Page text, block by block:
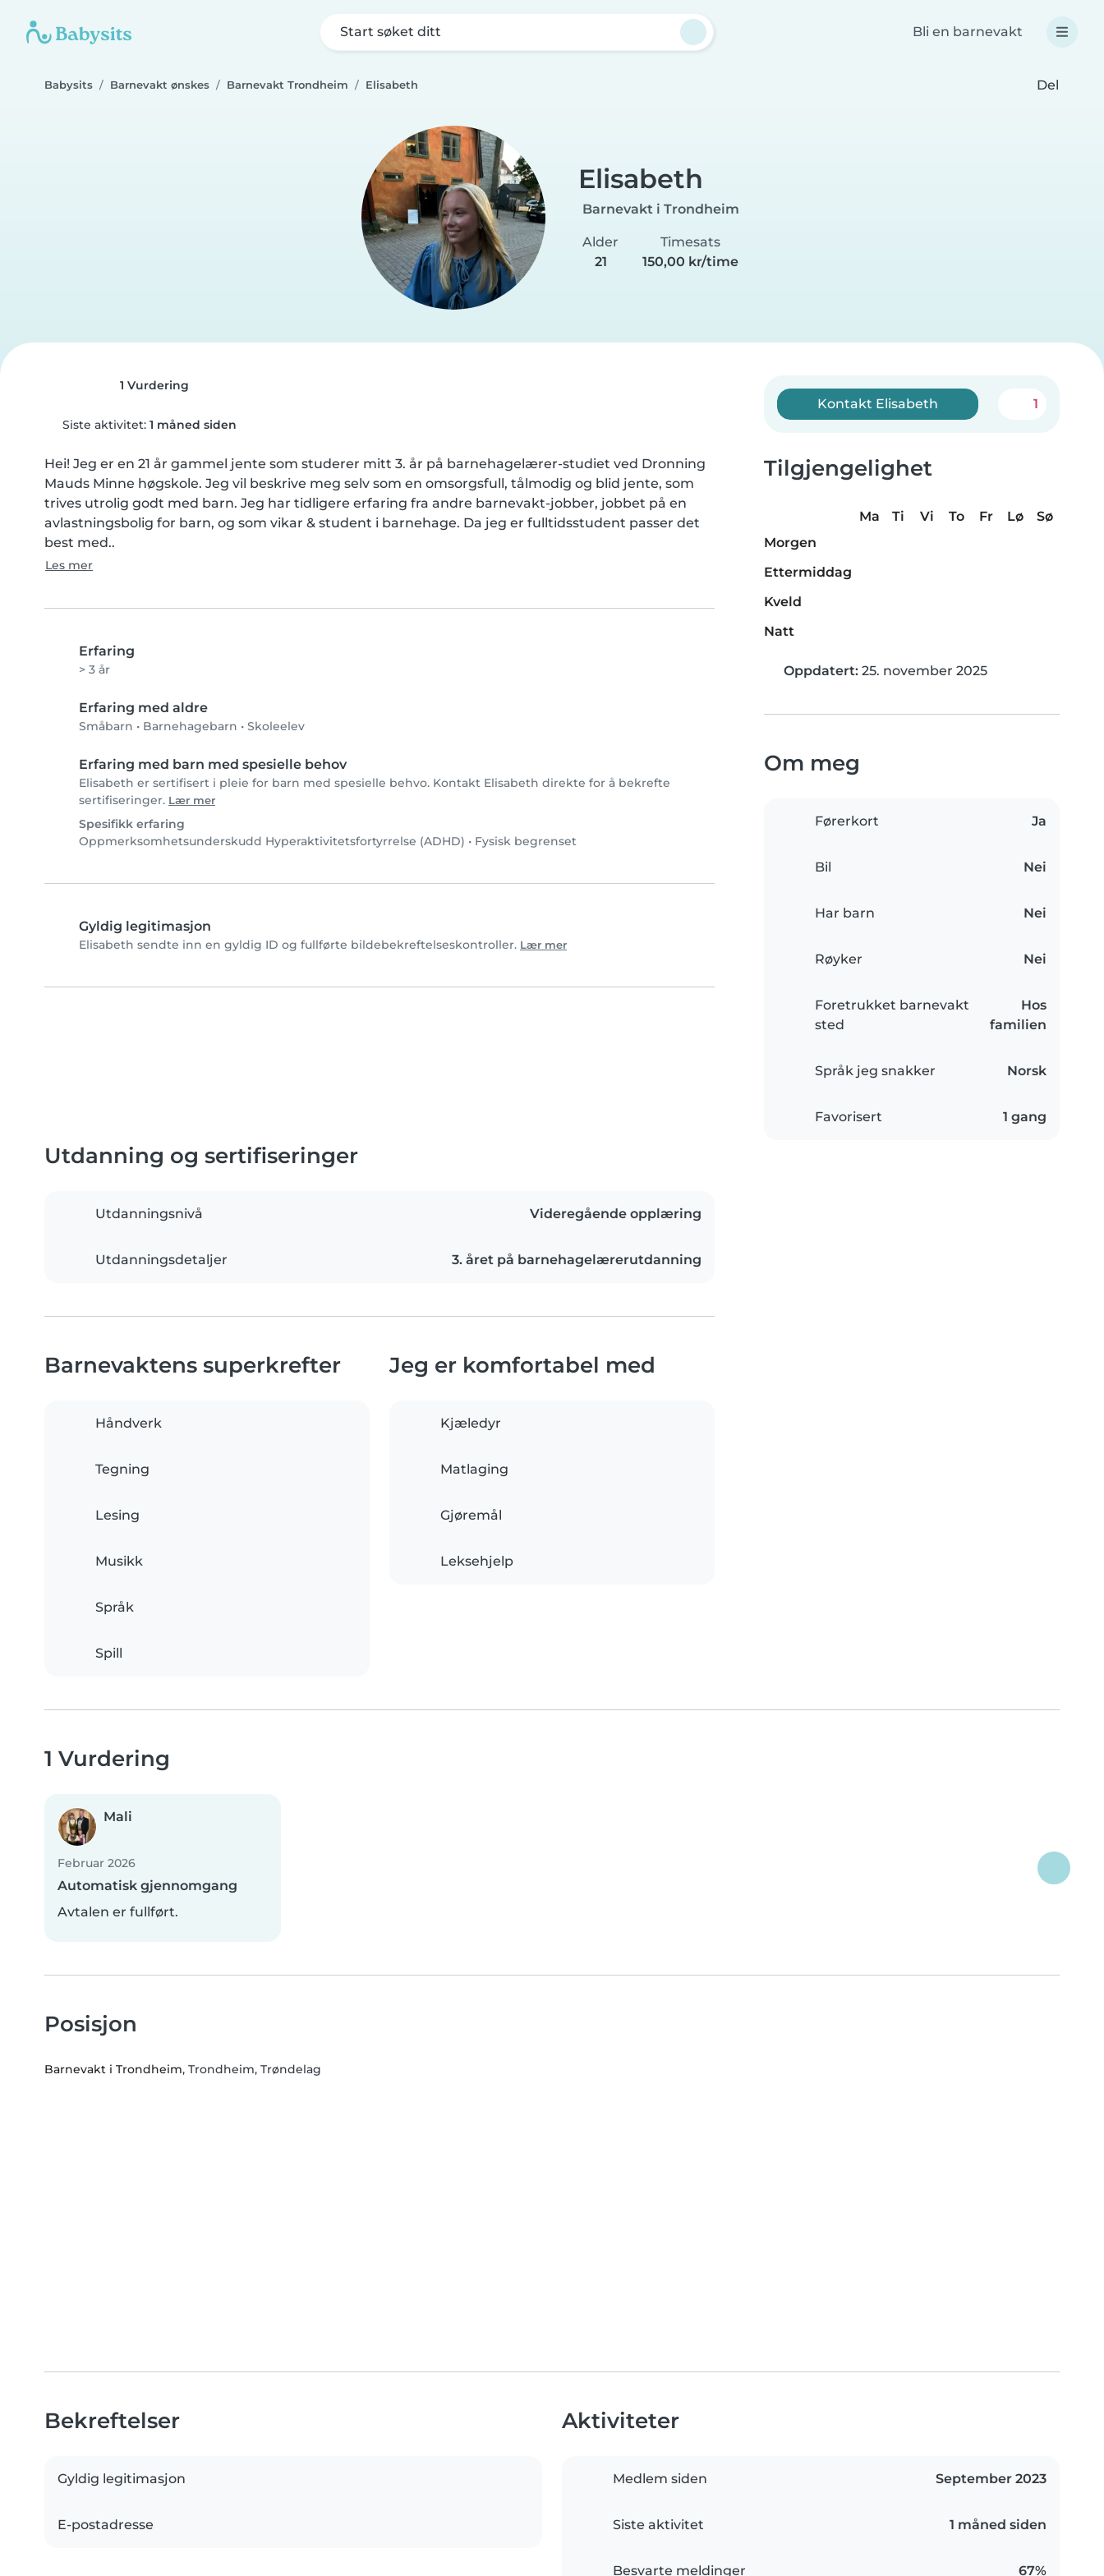
Start søket ditt Bli en barnevakt
Babysits Barnevakt ønskes Barnevakt Trondheim Elisabeth Del
Elisabeth
Barnevakt i Trondheim
Alder
21
Timesats
150,00 kr/time
1 Vurdering
Siste aktivitet: 1 måned siden
Hei! Jeg er en 21 år gammel jente som studerer mitt 3. år på barnehagelærer-studiet ved Dronning
Mauds Minne høgskole. Jeg vil beskrive meg selv som en omsorgsfull, tålmodig og blid jente, som
trives utrolig godt med barn. Jeg har tidligere erfaring fra andre barnevakt-jobber, jobbet på en
avlastningsbolig for barn, og som vikar & student i barnehage. Da jeg er fulltidsstudent passer det
best med..
Les mer
Erfaring
> 3 år
Erfaring med aldre
Småbarn • Barnehagebarn • Skoleelev
Erfaring med barn med spesielle behov
Elisabeth er sertifisert i pleie for barn med spesielle behvo. Kontakt Elisabeth direkte for å bekrefte
sertifiseringer. Lær mer
Spesifikk erfaring
Oppmerksomhetsunderskudd Hyperaktivitetsfortyrrelse (ADHD) • Fysisk begrenset
Gyldig legitimasjon
Elisabeth sendte inn en gyldig ID og fullførte bildebekreftelseskontroller. Lær mer
Kontakt Elisabeth 1
Tilgjengelighet
Ma Ti Vi To Fr Lø
Sø
Morgen
Ettermiddag
Kveld
Natt
Oppdatert: 25. november 2025
Om meg
Førerkort Ja
Bil Nei
Har barn Nei
Røyker Nei
Foretrukket barnevakt
sted
Hos
familien
Språk jeg snakker Norsk
Favorisert 1 gang
Utdanning og sertifiseringer
Utdanningsnivå Videregående opplæring
Utdanningsdetaljer 3. året på barnehagelærerutdanning
Barnevaktens superkrefter
Håndverk
Tegning
Lesing
Musikk
Språk
Spill
Jeg er komfortabel med
Kjæledyr
Matlaging
Gjøremål
Leksehjelp
1 Vurdering
Mali
Februar 2026
Automatisk gjennomgang
Avtalen er fullført.
Posisjon
Barnevakt i Trondheim, Trondheim, Trøndelag
Bekreftelser
Gyldig legitimasjon
E-postadresse
Aktiviteter
Medlem siden September 2023
Siste aktivitet 1 måned siden
Besvarte meldinger 67%